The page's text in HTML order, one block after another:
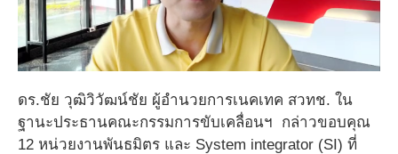
ดร.ชัย วุฒิวิวัฒน์ชัย ผู้อำนวยการเนคเทค สวทช. ใน
ฐานะประธานคณะกรรมการขับเคลื่อนฯ กล่าวขอบคุณ
12 หน่วยงานพันธมิตร และ System integrator (SI) ที่